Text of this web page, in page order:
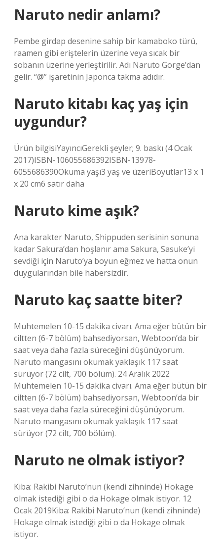
Naruto nedir anlamı?
Pembe girdap desenine sahip bir kamaboko türü,
raamen gibi eriştelerin üzerine veya sıcak bir
sobanın üzerine yerleştirilir. Adı Naruto Gorge’dan
gelir. “@” işaretinin Japonca takma adıdır.
Naruto kitabı kaç yaş için
uygundur?
Ürün bilgisiYayıncıGerekli şeyler; 9. baskı (4 Ocak
2017)ISBN-106055686392ISBN-13978-
6055686390Okuma yaşı3 yaş ve üzeriBoyutlar13 x 1
x 20 cm6 satır daha
Naruto kime aşık?
Ana karakter Naruto, Shippuden serisinin sonuna
kadar Sakura’dan hoşlanır ama Sakura, Sasuke’yi
sevdiği için Naruto’ya boyun eğmez ve hatta onun
duygularından bile habersizdir.
Naruto kaç saatte biter?
Muhtemelen 10-15 dakika civarı. Ama eğer bütün bir
ciltten (6-7 bölüm) bahsediyorsan, Webtoon’da bir
saat veya daha fazla süreceğini düşünüyorum.
Naruto mangasını okumak yaklaşık 117 saat
sürüyor (72 cilt, 700 bölüm). 24 Aralık 2022
Muhtemelen 10-15 dakika civarı. Ama eğer bütün bir
ciltten (6-7 bölüm) bahsediyorsan, Webtoon’da bir
saat veya daha fazla süreceğini düşünüyorum.
Naruto mangasını okumak yaklaşık 117 saat
sürüyor (72 cilt, 700 bölüm).
Naruto ne olmak istiyor?
Kiba: Rakibi Naruto’nun (kendi zihninde) Hokage
olmak istediği gibi o da Hokage olmak istiyor. 12
Ocak 2019Kiba: Rakibi Naruto’nun (kendi zihninde)
Hokage olmak istediği gibi o da Hokage olmak
istiyor.